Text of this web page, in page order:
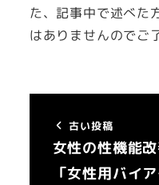
た、記事中で述べた
はありませんのでご
古い投稿
女性の性機能
「女性用バイ